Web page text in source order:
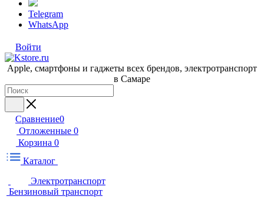
Telegram
WhatsApp
Войти
Apple, cмартфоны и гаджеты всех брендов, электротранспорт
в Самаре
Сравнение0
Отложенные 0
Корзина 0
Каталог
Электротранспорт
Бензиновый транспорт